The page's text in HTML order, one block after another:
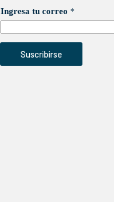
Ingresa tu correo *
Suscribirse